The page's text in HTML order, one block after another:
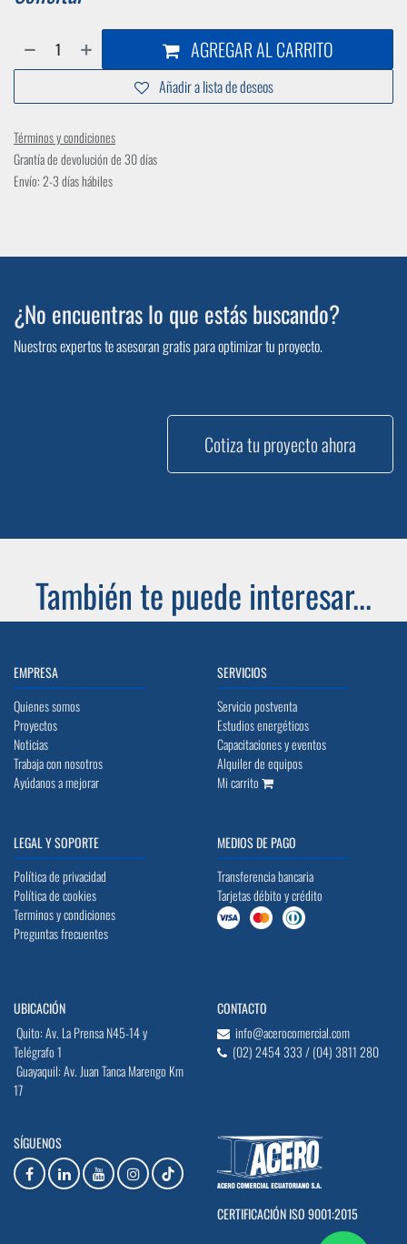
AGREGAR AL CARRITO
Añadir a lista de deseos
Términos y condiciones
Grantía de devolución de 30 días
Envío: 2-3 días hábiles
¿No encuentras lo que estás buscando?
Nuestros expertos te asesoran gratis para optimizar tu proyecto.
Cotiza tu proyecto ahora
También te puede interesar...
EMPRESA
Quienes somos
Proyectos
Noticias
Trabaja con nosotros
Ayúdanos a mejorar
SERVICIOS
Servicio postventa
Estudios energéticos
Capacitaciones y eventos
Alquiler de equipos
Mi carrito
LEGAL Y SOPORTE
Política de privacidad
Política de cookies
Terminos y condiciones
Preguntas frecuentes
MEDIOS DE PAGO
Transferencia bancaria
Tarjetas débito y crédito
UBICACIÓN
Quito: Av. La Prensa N45-14 y
Telégrafo 1
Guayaquil: Av. Juan Tanca Marengo Km
17
CONTACTO
info@acerocomercial.com
(02) 2454 333 / (04) 3811 280
SÍGUENOS
CERTIFICACIÓN ISO 9001:2015